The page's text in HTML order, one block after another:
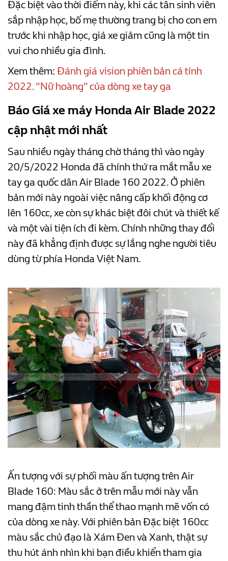
Đặc biệt vào thời điểm này, khi các tân sinh viên
sắp nhập học, bố mẹ thường trang bị cho con em
trước khi nhập học, giá xe giảm cũng là một tin
vui cho nhiều gia đình.
Xem thêm: Đánh giá vision phiên bản cá tính
2022. “Nữ hoàng” của dòng xe tay ga
Báo Giá xe máy Honda Air Blade 2022
cập nhật mới nhất
Sau nhiều ngày tháng chờ tháng thì vào ngày
20/5/2022 Honda đã chính thứ ra mắt mẫu xe
tay ga quốc dân Air Blade 160 2022. Ở phiên
bản mới này ngoài việc nâng cấp khối động cơ
lên 160cc, xe còn sự khác biệt đôi chút và thiết kế
và một vài tiện ích đi kèm. Chính những thay đổi
này đã khẳng định được sự lắng nghe người tiêu
dùng từ phía Honda Việt Nam.
Ấn tượng với sự phối màu ấn tượng trên Air
Blade 160: Màu sắc ở trên mẫu mới này vẫn
mang đậm tinh thần thể thao mạnh mẽ vốn có
của dòng xe này. Với phiên bản Đặc biệt 160cc
màu sắc chủ đạo là Xám Đen và Xanh, thật sự
thu hút ánh nhìn khi bạn điều khiển tham gia